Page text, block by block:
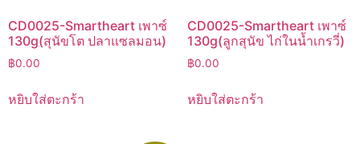
CD0025-Smartheart เพาซ์
130g(สุนัขโต ปลาแซลมอน)
฿0.00
หยิบใส่ตะกร้า
CD0025-Smartheart เพาซ์
130g(ลูกสุนัข ไก่ในน้ำเกรวี่)
฿0.00
หยิบใส่ตะกร้า